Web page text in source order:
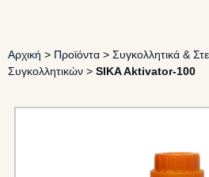
Αρχική > Προϊόντα > Συγκολλητικά &
Συγκολλητικών > SIKA Aktivator-100